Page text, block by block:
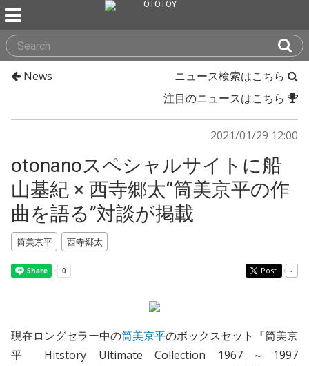
News
ニュース検索はこちら
注目のニュースはこちら
2021/01/29 12:00
otonanoスペシャルサイトに船
山基紀 × 西寺郷太“筒美京平の作
曲を語る”対談が掲載
筒美京平 西寺郷太
Post -
現在ロングセラー中の筒美京平のボックスセット『筒美京
平 Hitstory Ultimate Collection 1967～1997